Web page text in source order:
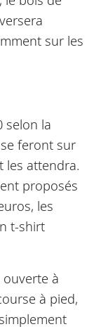
sur les
selon la
feront sur
les attendra.
proposés
les
t-shirt
à
à pied,